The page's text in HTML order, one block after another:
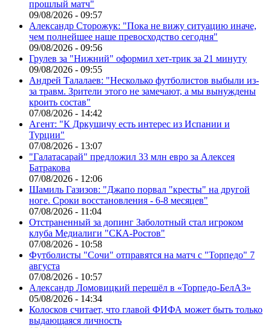
прошлый матч"
09/08/2026 - 09:57
Александр Сторожук: "Пока не вижу ситуацию иначе,
чем полнейшее наше превосходство сегодня"
09/08/2026 - 09:56
Грулев за "Нижний" оформил хет-трик за 21 минуту
09/08/2026 - 09:55
Андрей Талалаев: "Несколько футболистов выбыли из-
за травм. Зрители этого не замечают, а мы вынуждены
кроить состав"
07/08/2026 - 14:42
Агент: "К Дркушичу есть интерес из Испании и
Турции"
07/08/2026 - 13:07
"Галатасарай" предложил 33 млн евро за Алексея
Батракова
07/08/2026 - 12:06
Шамиль Газизов: "Джапо порвал "кресты" на другой
ноге. Сроки восстановления - 6-8 месяцев"
07/08/2026 - 11:04
Отстраненный за допинг Заболотный стал игроком
клуба Медиалиги "СКА-Ростов"
07/08/2026 - 10:58
Футболисты "Сочи" отправятся на матч с "Торпедо" 7
августа
07/08/2026 - 10:57
Александр Ломовицкий перешёл в «Торпедо-БелАЗ»
05/08/2026 - 14:34
Колосков считает, что главой ФИФА может быть только
выдающаяся личность